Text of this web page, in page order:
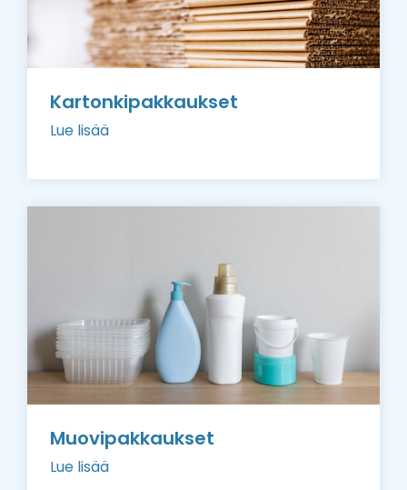
Kartonkipakkaukset
Lue lisää
Muovipakkaukset
Lue lisää